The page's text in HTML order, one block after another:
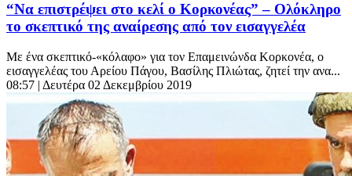
“Να επιστρέψει στο κελί ο Κορκονέας” – Ολόκληρο
το σκεπτικό της αναίρεσης από τον εισαγγελέα
Με ένα σκεπτικό-«κόλαφο» για τον Επαμεινώνδα Κορκονέα, ο
εισαγγελέας του Αρείου Πάγου, Βασίλης Πλιώτας, ζητεί την ανα...
08:57 | Δευτέρα 02 Δεκεμβρίου 2019